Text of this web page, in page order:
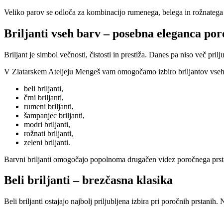
Veliko parov se odloča za kombinacijo rumenega, belega in
Briljanti vseh barv – posebna eleganca
Briljant je simbol večnosti, čistosti in prestiža. Danes pa niso več
V Zlatarskem Ateljeju Mengeš vam omogočamo izbiro briljantov
beli briljanti,
črni briljanti,
rumeni briljanti,
šampanjec briljanti,
modri briljanti,
rožnati briljanti,
zeleni briljanti.
Barvni briljanti omogočajo popolnoma drugačen videz poročnega
Beli briljanti – brezčasna klasika
Beli briljanti ostajajo najbolj priljubljena izbira pri poročnih prstanih.